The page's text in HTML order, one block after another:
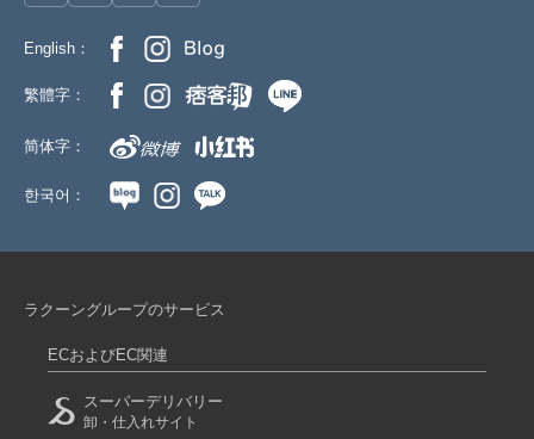
English：
繁體字：
简体字：
한국어：
ラクーングループのサービス
ECおよびEC関連
スーパーデリバリー
卸・仕入れサイト